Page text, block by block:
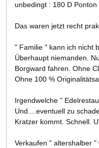
unbedingt : 180 D Ponton
Das waren jetzt recht
" Familie " kann ich nicht
Überhaupt niemanden.
Borgward fahren. Ohne
Ohne 100 %
Irgendwelche "
Und....eventuell zu
Kratzer kommt. Schnell.
Verkaufen " altershalber